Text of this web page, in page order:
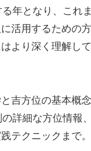
年となり、これ
活用するための
より深く理解し
吉方位の基本概
詳細な方位情報
テクニックまで